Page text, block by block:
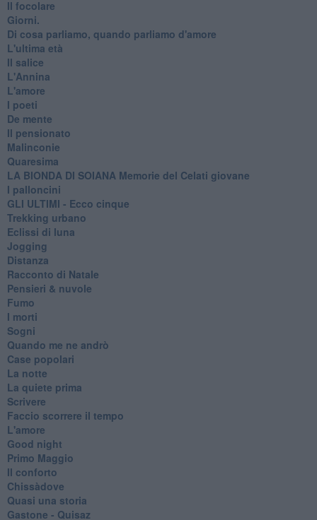
Il focolare
Giorni.
Di cosa parliamo, quando parliamo d'amore
L'ultima età
Il salice
L'Annina
L'amore
I poeti
De mente
Il pensionato
Malinconie
Quaresima
LA BIONDA DI SOIANA Memorie del Celati giovane
I palloncini
GLI ULTIMI - Ecco cinque
Trekking urbano
Eclissi di luna
Jogging
Distanza
Racconto di Natale
Pensieri & nuvole
Fumo
I morti
Sogni
Quando me ne andrò
Case popolari
La notte
La quiete prima
Scrivere
Faccio scorrere il tempo
L'amore
Good night
Primo Maggio
Il conforto
Chissàdove
Quasi una storia
Gastone - Quisaz